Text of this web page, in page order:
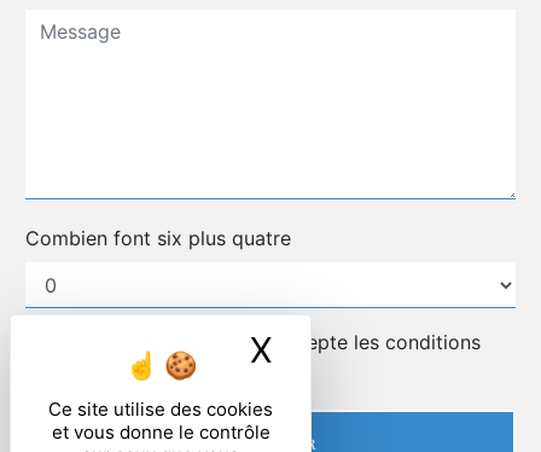
Ce site utilise des cookies
et vous donne le contrôle
X Masquer le
Combien font six plus quatre
En cochant cette case, j'accepte les conditions
particulières ci-dessous **
ENVOYER